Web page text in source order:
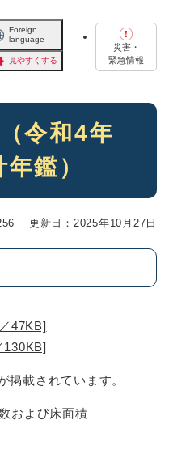
Foreign
language
見やすくする
災害・
緊急情報
令和4年
鑑）
更新日：2025年10月27日
47KB]
130KB]
掲載されています。
および床面積